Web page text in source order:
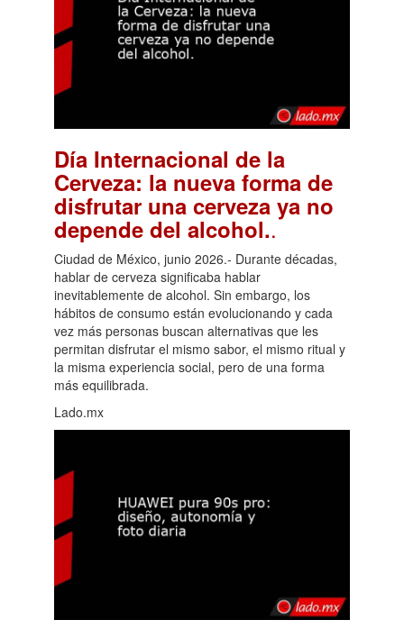
Día Internacional de la
Cerveza: la nueva forma de
disfrutar una cerveza ya no
depende del alcohol..
Ciudad de México, junio 2026.- Durante décadas,
hablar de cerveza significaba hablar
inevitablemente de alcohol. Sin embargo, los
hábitos de consumo están evolucionando y cada
vez más personas buscan alternativas que les
permitan disfrutar el mismo sabor, el mismo ritual y
la misma experiencia social, pero de una forma
más equilibrada.
Lado.mx